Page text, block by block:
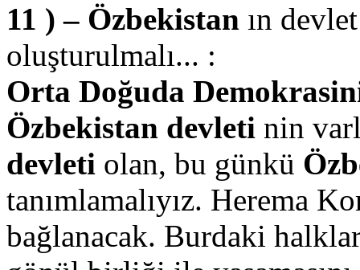
11 ) – Özbekistan ın
oluşturulmalı... :
Orta Doğuda
Özbekistan devleti nin
devleti olan, bu günkü
tanımlamalıyız. Herema
bağlanacak. Burdaki